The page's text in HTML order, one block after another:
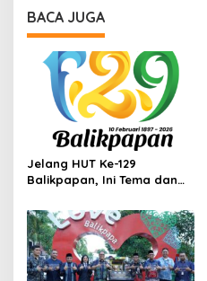
BACA JUGA
Jelang HUT Ke-129
Balikpapan, Ini Tema dan
Rahmad Mas’ud